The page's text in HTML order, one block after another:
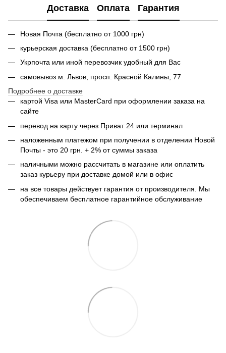
Доставка Оплата Гарантия
Новая Почта (бесплатно от 1000 грн)
курьерская доставка (бесплатно от 1500 грн)
Укрпочта или иной перевозчик удобный для Вас
самовывоз м. Львов, просп. Красной Калины, 77
Подробнее о доставке
картой Visa или MasterСard при оформлении заказа на
сайте
перевод на карту через Приват 24 или терминал
наложенным платежом при получении в отделении Новой
Почты - это 20 грн. + 2% от суммы заказа
наличными можно рассчитать в магазине или оплатить
заказ курьеру при доставке домой или в офис
на все товары действует гарантия от производителя. Мы
обеспечиваем бесплатное гарантийное обслуживание